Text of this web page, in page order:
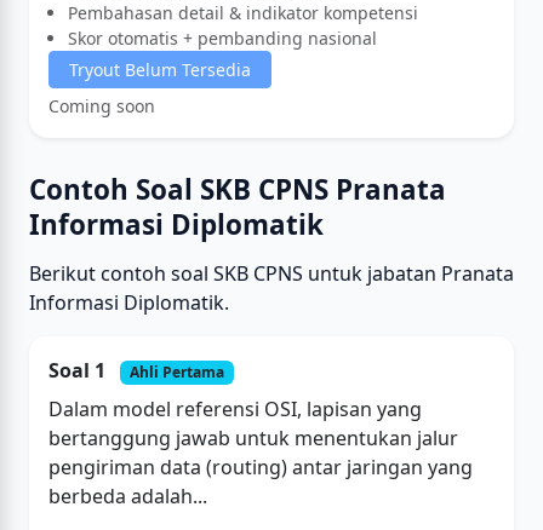
Pembahasan detail & indikator kompetensi
Skor otomatis + pembanding nasional
Tryout Belum Tersedia
Coming soon
Contoh Soal SKB CPNS Pranata
Informasi Diplomatik
Berikut contoh soal SKB CPNS untuk jabatan Pranata
Informasi Diplomatik.
Soal 1 Ahli Pertama
Dalam model referensi OSI, lapisan yang
bertanggung jawab untuk menentukan jalur
pengiriman data (routing) antar jaringan yang
berbeda adalah...